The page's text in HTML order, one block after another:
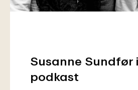
Susanne Sundfør
podkast